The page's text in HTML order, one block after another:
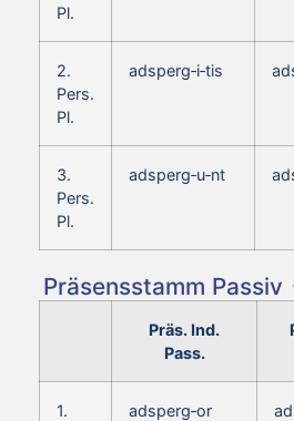
Pl.
2.
Pers.
Pl.
adsperg‑i‑tis
3.
Pers.
Pl.
adsperg‑u‑nt
Präsensstamm Passiv
Präs. Ind.
Pass.
1.
adsperg‑or